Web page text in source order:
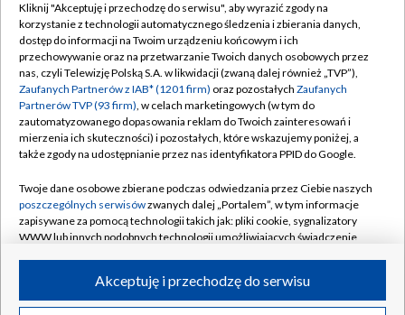
TVP
Abonament TVP
Emisja w TVP
Centrum informacji TVP
Naziemna Telewizja Cyfrowa
Rada Programowa
System NOS
Informacje o nadawcy
Program dla prasy
Regulamin TVP
Polityka prywatności
Moje zgody
Pomoc
Kontakt
Kanały
©2026 Telewizja Polska S.A. w likwidacji
Kliknij "Akceptuję i przechodzę do serwisu", aby wyrazić zgody na
korzystanie z technologii automatycznego śledzenia i zbierania danych,
dostęp do informacji na Twoim urządzeniu końcowym i ich
przechowywanie oraz na przetwarzanie Twoich danych osobowych przez
nas, czyli Telewizję Polską S.A. w likwidacji (zwaną dalej również „TVP”),
Zaufanych Partnerów z IAB* (1201 firm) oraz pozostałych Zaufanych
Partnerów TVP (93 firm), w celach marketingowych (w tym do
zautomatyzowanego dopasowania reklam do Twoich zainteresowań i
mierzenia ich skuteczności) i pozostałych, które wskazujemy poniżej, a
także zgody na udostępnianie przez nas identyfikatora PPID do Google.
Twoje dane osobowe zbierane podczas odwiedzania przez Ciebie naszych
poszczególnych serwisówzwanych dalej „Portalem”, w tym informacje
zapisywane za pomocą technologii takich jak: pliki cookie, sygnalizatory
WWW lub innych podobnych technologii umożliwiających świadczenie
ruchu w Internecie.Akceptuję i przechodzę do serwisu